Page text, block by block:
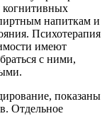
когнитивных
напиткам и
Психотерапия
имеют
с ними,
показаны
Отдельное